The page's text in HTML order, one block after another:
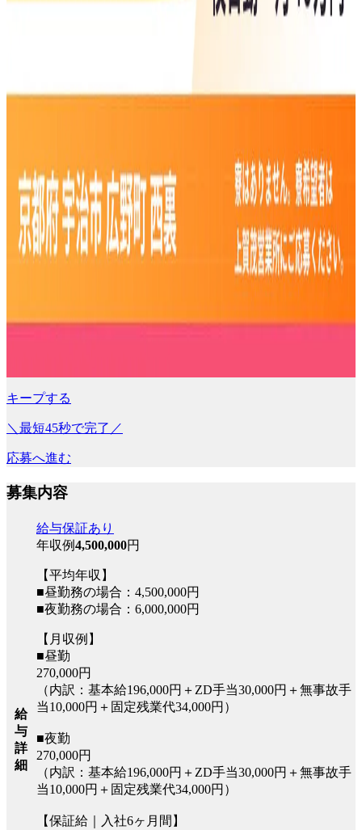
キープする
＼最短45秒で完了／
応募へ進む
募集内容
給
与
詳
細
給与保証あり
年収例4,500,000円
【平均年収】
■昼勤務の場合：4,500,000円
■夜勤務の場合：6,000,000円
【月収例】
■昼勤
270,000円
（内訳：基本給196,000円＋ZD手当30,000円＋無事故手
当10,000円＋固定残業代34,000円）
■夜勤
270,000円
（内訳：基本給196,000円＋ZD手当30,000円＋無事故手
当10,000円＋固定残業代34,000円）
【保証給｜入社6ヶ月間】